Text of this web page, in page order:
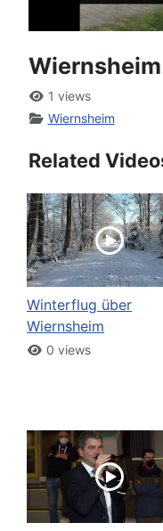
1 views
Wiernsheim
Related
Winterflug über
Wiernsheim
0 views